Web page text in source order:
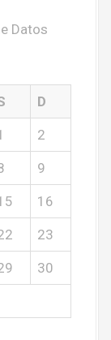
Datos
D
2
9
16
23
30